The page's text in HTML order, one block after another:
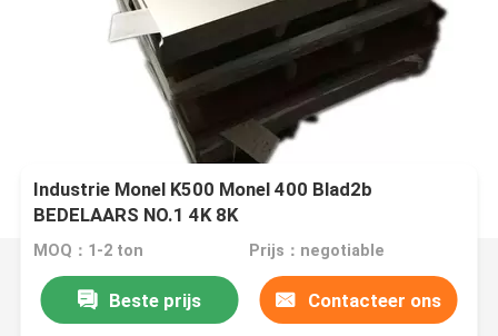
Industrie Monel K500 Monel 400 Blad2b
BEDELAARS NO.1 4K 8K
MOQ：1-2 ton Prijs：negotiable
Beste prijs Contacteer ons